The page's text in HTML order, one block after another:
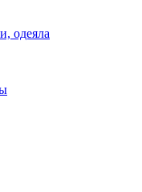
одеяла